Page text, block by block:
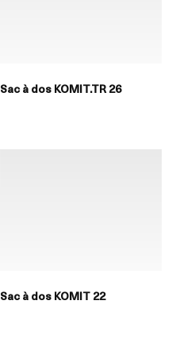
Sac à dos KOMIT.TR 26
Sac à dos KOMIT 22